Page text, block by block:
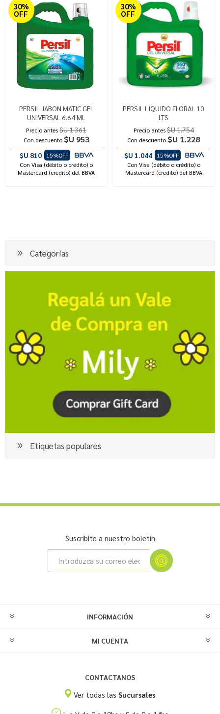
30%
OFF
PERSIL JABON MATIC GEL
UNIVERSAL 6.64 ML
Precio antes $U 1.361
Con descuento $U 953
$U 810
15%OFF
Con Visa (débito o crédito) o
Mastercard (credito) del BBVA
30%
OFF
PERSIL LIQUIDO FLORAL 10
LTS
Precio antes$U 1.754
Con descuento $U 1.228
$U 1.044
15%OFF
Con Visa (débito o crédito) o
Mastercard (credito) del BBVA
Categorías
Etiquetas populares
Suscribite a nuestro boletín
INFORMACIÓN
MI CUENTA
CONTACTANOS
Ver todas las Sucursales